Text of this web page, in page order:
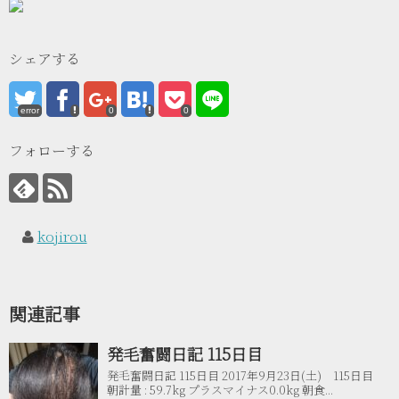
シェアする
error 0 0
フォローする
kojirou
関連記事
発毛奮闘日記 115日目
発毛奮闘日記 115日目 2017年9月23日(土) 115日目
朝計量 : 59.7kg プラスマイナス0.0kg 朝食...